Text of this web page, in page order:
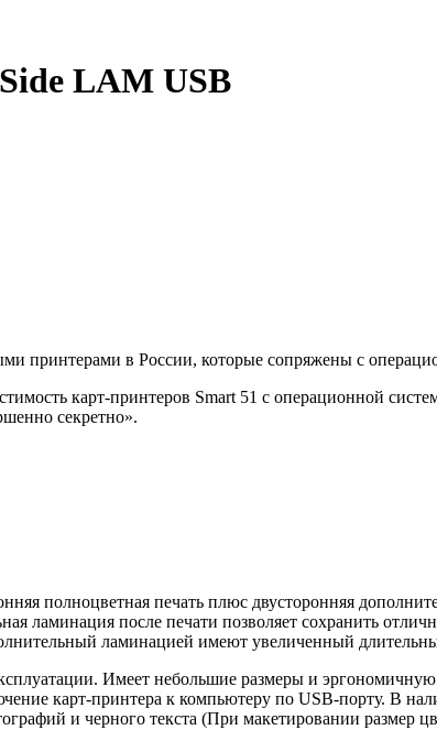
LAM USB
принтерами в России, которые сопряжены с
карт-принтеров Smart 51 с операционной
секретно».
полноцветная печать плюс двусторонняя
ламинация после печати позволяет сохранить
ламинацией имеют увеличенный
Имеет небольшие размеры и эргономичную
карт-принтера к компьютеру по USB-порту. В
и черного текста (При макетировании размер